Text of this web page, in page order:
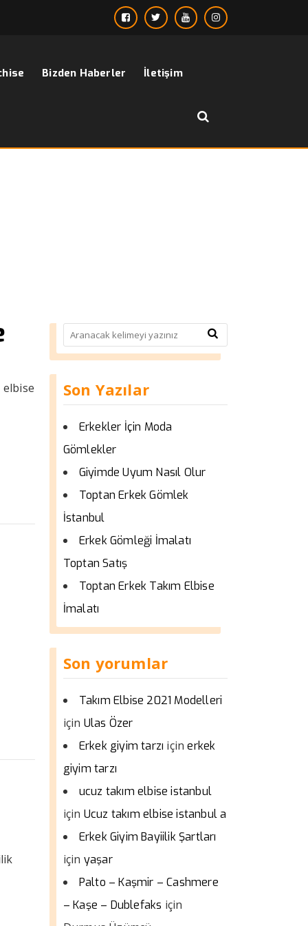
Bizden Haberler İletişim
elbise
Son Yazılar
Erkekler İçin Moda
Gömlekler
Giyimde Uyum Nasıl Olur
Toptan Erkek Gömlek
İstanbul
Erkek Gömleği İmalatı
Toptan Satış
Toptan Erkek Takım Elbise
İmalatı
Son yorumlar
Takım Elbise 2021 Modelleri
için Ulas Özer
Erkek giyim tarzı içinerkek
giyim tarzı
ucuz takım elbise istanbul
için Ucuz takım elbise istanbul a
Erkek Giyim Bayiilik Şartları
için yaşar
Palto – Kaşmir – Cashmere
– Kaşe – Dublefaks için